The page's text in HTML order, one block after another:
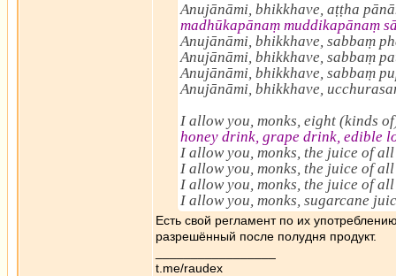
Anujānāmi, bhikkhave, aṭṭha
madhūkapānaṃ muddikapānaṃ
Anujānāmi, bhikkhave, sabbaṃ
Anujānāmi, bhikkhave, sabbaṃ
Anujānāmi, bhikkhave, sabbaṃ
Anujānāmi, bhikkhave,
I allow you, monks, eight (kinds
honey drink, grape drink, edible
I allow you, monks, the juice of
I allow you, monks, the juice of
I allow you, monks, the juice of
I allow you, monks, sugarcane
Есть свой регламент по их
разрешённый после полудня продукт.
t.me/raudex